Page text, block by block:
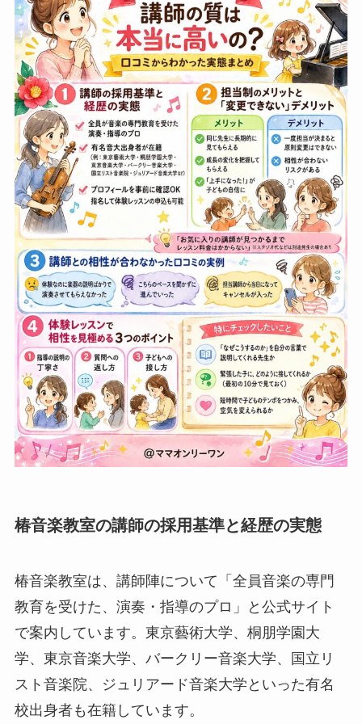
椿音楽教室の講師の採用基準と経歴の実態
椿音楽教室は、講師陣について「全員音楽の専門
教育を受けた、演奏・指導のプロ」と公式サイト
で案内しています。東京藝術大学、桐朋学園大
学、東京音楽大学、バークリー音楽大学、国立リ
スト音楽院、ジュリアード音楽大学といった有名
校出身者も在籍しています。